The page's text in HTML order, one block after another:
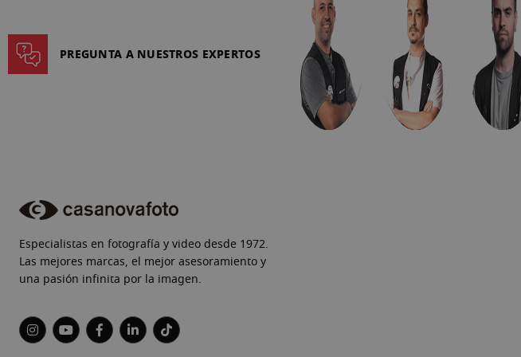
PREGUNTA A NUESTROS EXPERTOS
Especialistas en fotografía y video desde 1972.
Las mejores marcas, el mejor asesoramiento y
una pasión infinita por la imagen.